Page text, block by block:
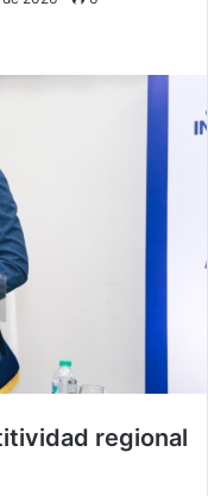
regional